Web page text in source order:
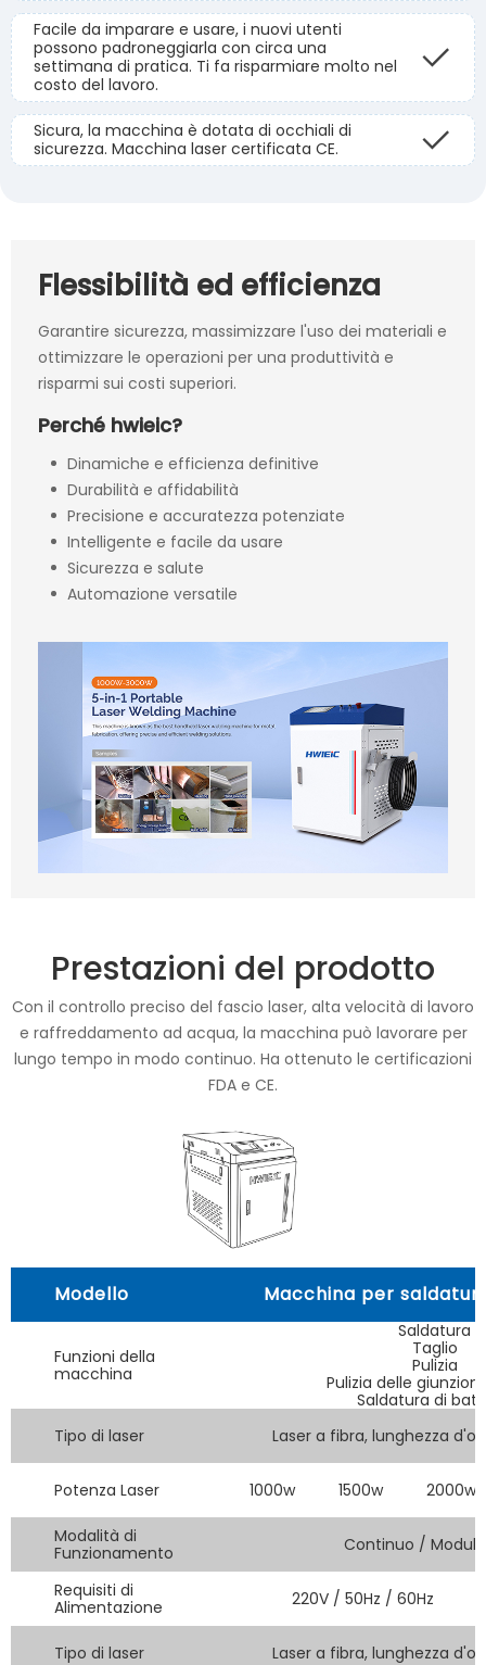
Facile da imparare e usare, i nuovi utenti
possono padroneggiarla con circa una
settimana di pratica. Ti fa risparmiare molto nel
costo del lavoro.
Sicura, la macchina è dotata di occhiali di
sicurezza. Macchina laser certificata CE.
Flessibilità ed efficienza
Garantire sicurezza, massimizzare l'uso dei materiali e
ottimizzare le operazioni per una produttività e
risparmi sui costi superiori.
Perché hwieic?
Dinamiche e efficienza definitive
Durabilità e affidabilità
Precisione e accuratezza potenziate
Intelligente e facile da usare
Sicurezza e salute
Automazione versatile
Prestazioni del prodotto
Con il controllo preciso del fascio laser, alta velocità di lavoro
e raffreddamento ad acqua, la macchina può lavorare per
lungo tempo in modo continuo. Ha ottenuto le certificazioni
FDA e CE.
Modello Macchina per
Funzioni della
macchina
Saldatura
Taglio
Pulizia
Pulizia delle
Saldatura di
Tipo di laser
Laser a fibra, lunghezza
Potenza Laser 1000w 1500w 2000w
Modalità di
Funzionamento
Continuo /
Requisiti di
Alimentazione
220V / 50Hz / 60Hz
Tipo di laser Laser a fibra, lunghezza